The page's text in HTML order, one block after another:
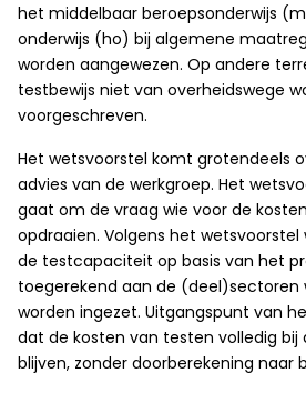
het middelbaar beroepsonderwijs
onderwijs (ho) bij algemene
worden aangewezen. Op andere
testbewijs niet van overheidswege
voorgeschreven.
Het wetsvoorstel komt grotendeels
advies van de werkgroep. Het
gaat om de vraag wie voor de
opdraaien. Volgens het
de testcapaciteit op basis van het
toegerekend aan de (deel)sectoren
worden ingezet. Uitgangspunt van
dat de kosten van testen volledig bij
blijven, zonder doorberekening naar